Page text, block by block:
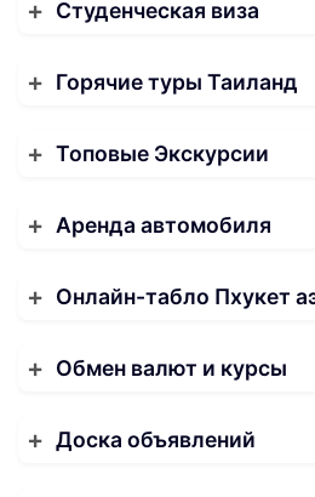
Студенческая виза
Горячие туры Таиланд
Топовые Экскурсии
Аренда автомобиля
Онлайн-табло Пхукет
Обмен валют и курсы
Доска объявлений